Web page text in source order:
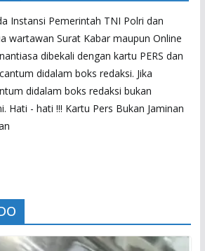
Instansi Pemerintah TNI Polri dan
wartawan Surat Kabar maupun Online
dibekali dengan kartu PERS dan
didalam boks redaksi. Jika
didalam boks redaksi bukan
Hati - hati !!! Kartu Pers Bukan Jaminan